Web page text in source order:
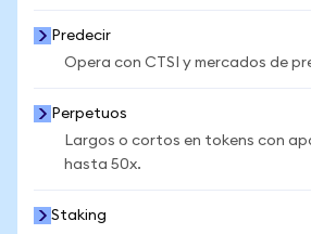
Predecir
Opera con CTSI y mercados de
Perpetuos
Largos o cortos en tokens con
hasta 50x.
Staking